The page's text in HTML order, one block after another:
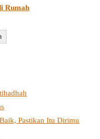
Rumah
Pastikan Itu Dirimu